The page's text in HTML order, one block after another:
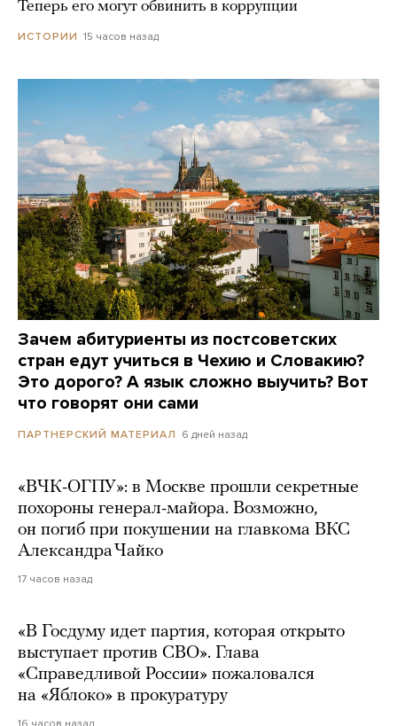
Теперь его могут обвинить в коррупции
ИСТОРИИ 15 часов назад
Зачем абитуриенты из постсоветских
стран едут учиться в Чехию и Словакию?
Это дорого? А язык сложно выучить? Вот
что говорят они сами
ПАРТНЕРСКИЙ МАТЕРИАЛ 6 дней назад
«ВЧК-ОГПУ»: в Москве прошли секретные
похороны генерал-майора. Возможно,
он погиб при покушении на главкома ВКС
Александра Чайко
17 часов назад
«В Госдуму идет партия, которая открыто
выступает против СВО». Глава
«Справедливой России» пожаловался
на «Яблоко» в прокуратуру
16 часов назад